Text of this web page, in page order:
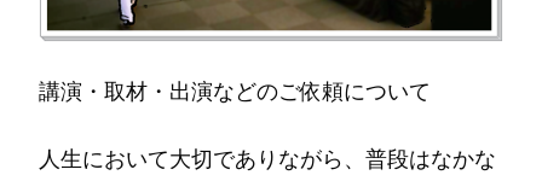
講演・取材・出演などのご依頼について
人生において大切でありながら、普段はなかな